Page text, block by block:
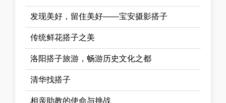
发现美好，留住美好——宝安摄影搭子
传统鲜花搭子之美
洛阳搭子旅游，畅游历史文化之都
清华找搭子
相亲助教的使命与挑战